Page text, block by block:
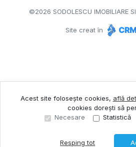
©2026 SODOLESCU IMOBILIARE
Site creat în
Acest site folosește cookies, află
cookies dorești să
Necesare
Statistică
Resping tot